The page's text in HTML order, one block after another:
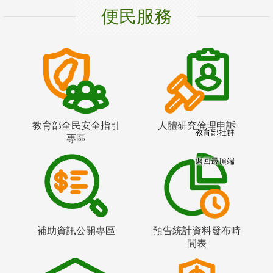
便民服務
教育部全民安全指引
專區
人體研究倫理申訴
補助資訊公開專區
預告統計資料發布時
間表
教育部社群
返回最頂端